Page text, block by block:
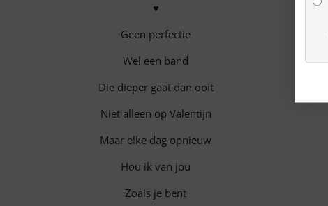
♥
Geen perfectie
Wel een band
Die dieper gaat dan ooit
Niet alleen op Valentijn
Maar elke dag opnieuw
Hou ik van jou
Zoals je bent